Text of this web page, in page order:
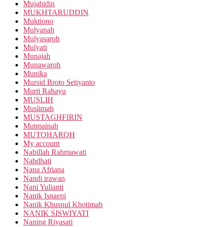
Mujahidin
MUKHTARUDDIN
Muktiono
Mulyanah
Mulyasaroh
Mulyati
Munajah
Munawaroh
Munika
Mursid Broto Setiyanto
Murti Rahayu
MUSLIH
Muslimah
MUSTAGHFIRIN
Mutmainah
MUTOHAROH
My account
Nabillah Rahmawati
Nahdhati
Nana Afriana
Nandi irawan
Nani Yulianti
Nanik Isnaeni
Nanik Khusnul Khotimah
NANIK SISWIYATI
Naning Riyasati